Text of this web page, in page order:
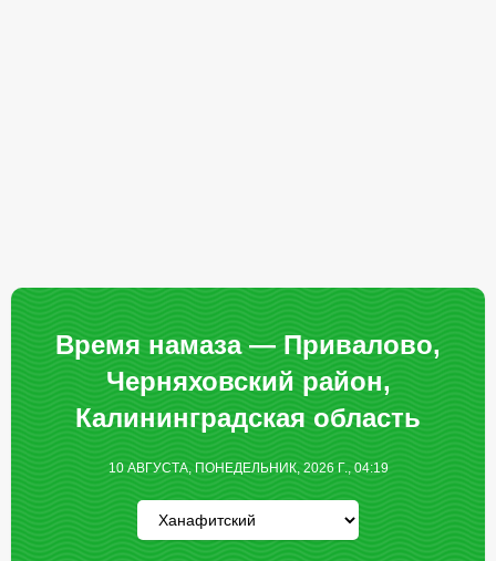
Время намаза — Привалово,
Черняховский район,
Калининградская область
10 АВГУСТА, ПОНЕДЕЛЬНИК, 2026 Г., 04:19